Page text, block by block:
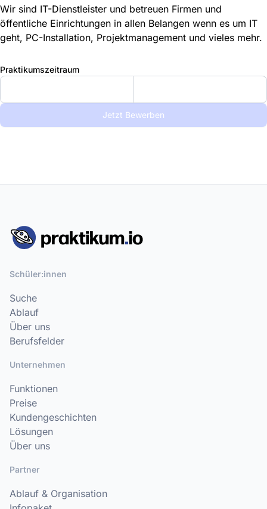
Wir sind IT-Dienstleister und betreuen Firmen und
öffentliche Einrichtungen in allen Belangen wenn es um IT
geht, PC-Installation, Projektmanagement und vieles mehr.
Praktikumszeitraum
Jetzt Bewerben
Schüler:innen
Suche
Ablauf
Über uns
Berufsfelder
Unternehmen
Funktionen
Preise
Kundengeschichten
Lösungen
Über uns
Partner
Ablauf & Organisation